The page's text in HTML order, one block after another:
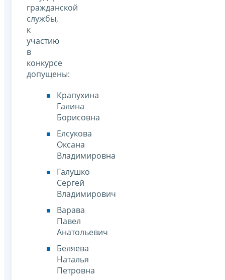
гражданской
службы,
к
участию
в
конкурсе
допущены:
Крапухина
Галина
Борисовна
Елсукова
Оксана
Владимировна
Галушко
Сергей
Владимирович
Варава
Павел
Анатольевич
Беляева
Наталья
Петровна